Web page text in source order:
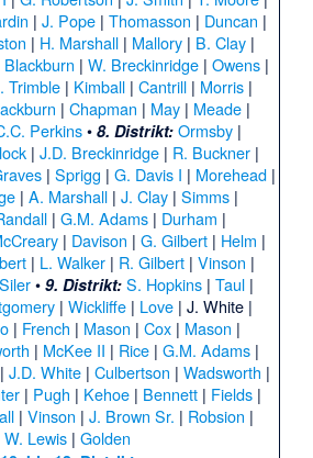
| J. Pope | Thomasson | Duncan |
| H. Marshall | Mallory | B. Clay |
Blackburn | W. Breckinridge| Owens|
Trimble | Kimball | Cantrill | Morris |
| Chapman | May| Meade|
Perkins• 8. Distrikt: Ormsby|
| J.D. Breckinridge | R. Buckner |
| Sprigg | G. Davis I | Morehead |
| A. Marshall | J. Clay | Simms |
| G.M. Adams| Durham |
| Davison | G. Gilbert| Helm |
| L. Walker | R. Gilbert | Vinson |
Siler• 9. Distrikt: S. Hopkins| Taul|
| Wickliffe | Love | J. White |
| French | Mason | Cox | Mason |
| McKee II | Rice| G.M. Adams|
| J.D. White | Culbertson | Wadsworth |
| Pugh | Kehoe| Bennett| Fields|
| Vinson | J. Brown Sr. | Robsion |
W. Lewis| Golden